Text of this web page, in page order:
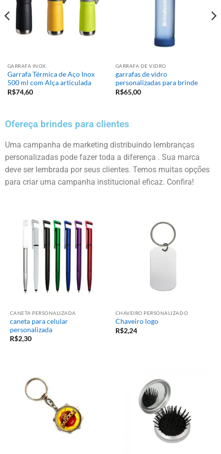
GARRAFA INOX
Garrafa Térmica de Aço Inox
500 ml com Alça articulada
R$74,60
GARRAFA DE VIDRO
garrafas de vidro
personalizadas para brinde
R$65,00
Ofereça brindes para clientes
Uma campanha de marketing distribuindo lembranças
personalizadas pode fazer toda a diferença . Sua marca
deve ser lembrada por seus clientes. Temos muitas opções
para criar uma campanha institucional eficaz. Confira!
CANETA PERSONALIZADA
caneta para celular
personalizada
R$2,30
CHAVEIRO PERSONALIZADO
Chaveiro logo
R$2,24